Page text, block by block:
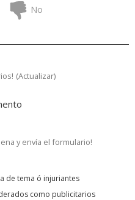
No
(Actualizar)
y envía el formulario!
de tema ó injuriantes
como publicitarios